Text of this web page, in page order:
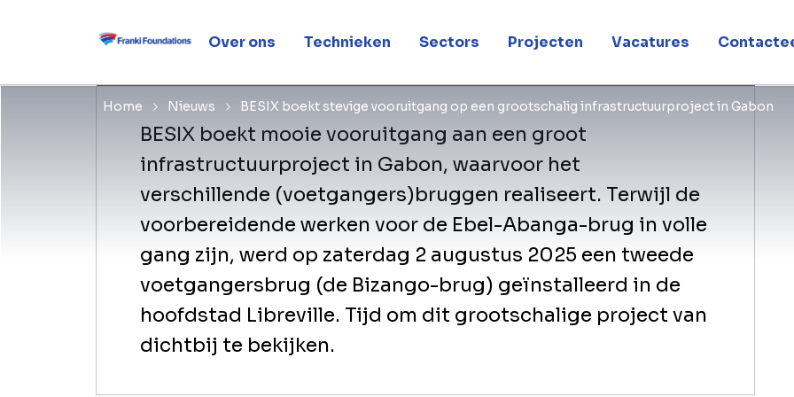
Over ons Technieken Sectors Projecten Vacatures
Home Nieuws BESIX boekt stevige vooruitgang op een grootschalig infrastructuurproject in Gabon
Gabon
BESIX boekt mooie vooruitgang aan een groot
infrastructuurproject in Gabon, waarvoor het
verschillende (voetgangers)bruggen realiseert. ​Terwijl de
voorbereidende werken voor de Ebel-Abanga-brug in volle
gang zijn, werd op zaterdag 2 augustus 2025 een tweede
voetgangersbrug (de Bizango-brug) geïnstalleerd in de
hoofdstad Libreville. Tijd om dit grootschalige project van
dichtbij te bekijken.